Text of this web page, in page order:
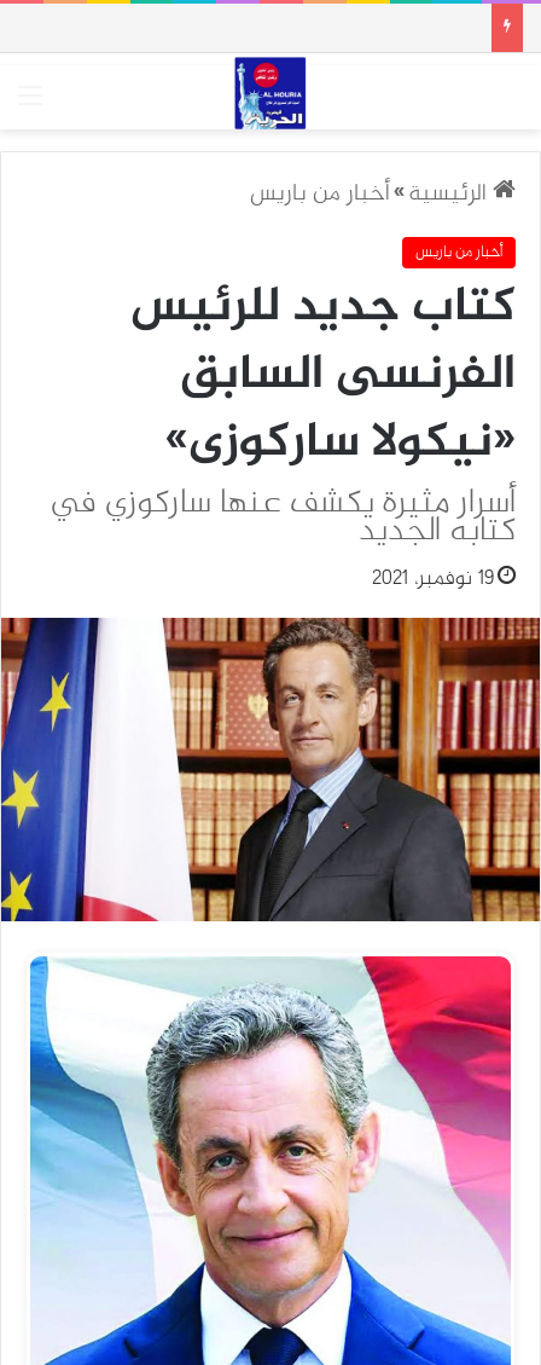
الرئيسية»أخبار من باريس
أخبار من باريس
كتاب جديد للرئيس
الفرنسى السابق
«نيكولا ساركوزى»
أسرار مثيرة يكشف عنها ساركوزي في
كتابه الجديد
19 نوفمبر، 2021